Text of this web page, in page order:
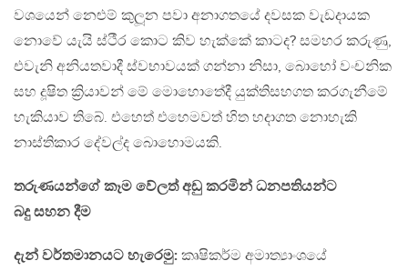
වශයෙන් නෙළුම් කුලූන පවා අනාගතයේ දවසක වැඩදායක
නොවේ යැයි ස්ථීර කොට කිව හැක්කේ කාටද? සමහර කරුණු,
එවැනි අනියතවාදී ස්වභාවයක් ගන්නා නිසා, බොහෝ වංචනික
සහ දූෂිත ක්‍රියාවන් මේ මොහොතේදී යුක්තිසහගත කරගැනීමේ
හැකියාව තිබේ. එහෙත් එහෙමවත් හිත හදාගත නොහැකි
නාස්තිකාර දේවල්ද බොහොමයකි.
තරුණයන්ගේ කෑම වේලත් අඩු කරමින් ධනපතියන්ට
බදු සහන දීම
දැන් වර්තමානයට හැරෙමු: කෘෂිකර්ම අමාත්‍යාංශයේ